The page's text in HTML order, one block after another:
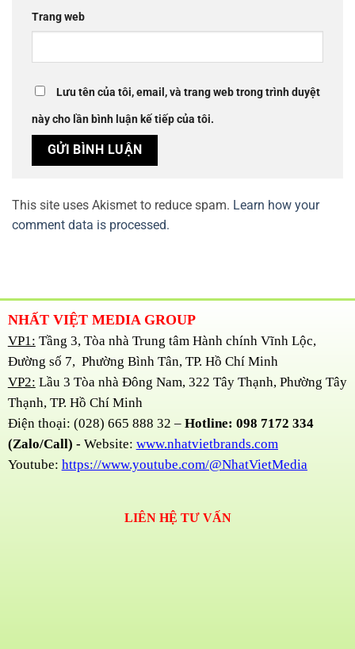
Trang web
Lưu tên của tôi, email, và trang web trong trình duyệt
này cho lần bình luận kế tiếp của tôi.
This site uses Akismet to reduce spam. Learn how your
comment data is processed.
NHẤT VIỆT MEDIA GROUP
VP1: Tầng 3, Tòa nhà Trung tâm Hành chính Vĩnh Lộc,
Đường số 7, Phường Bình Tân, TP. Hồ Chí Minh
VP2: Lầu 3 Tòa nhà Đông Nam, 322 Tây Thạnh, Phường Tây
Thạnh, TP. Hồ Chí Minh
Điện thoại: (028) 665 888 32 – Hotline: 098 7172 334
(Zalo/Call) - Website: www.nhatvietbrands.com
Youtube: https://www.youtube.com/@NhatVietMedia
LIÊN HỆ TƯ VẤN